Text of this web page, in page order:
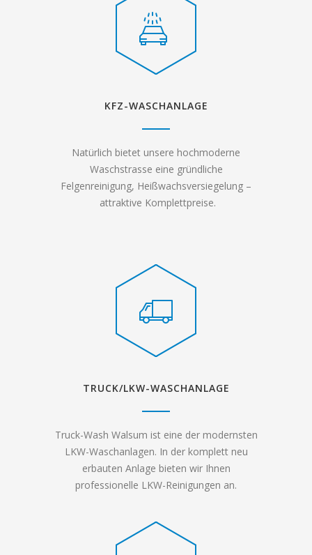
KFZ-WASCHANLAGE
Natürlich bietet unsere hochmoderne
Waschstrasse eine gründliche
Felgenreinigung, Heißwachsversiegelung –
attraktive Komplettpreise.
TRUCK/LKW-WASCHANLAGE
Truck-Wash Walsum ist eine der modernsten
LKW-Waschanlagen. In der komplett neu
erbauten Anlage bieten wir Ihnen
professionelle LKW-Reinigungen an.